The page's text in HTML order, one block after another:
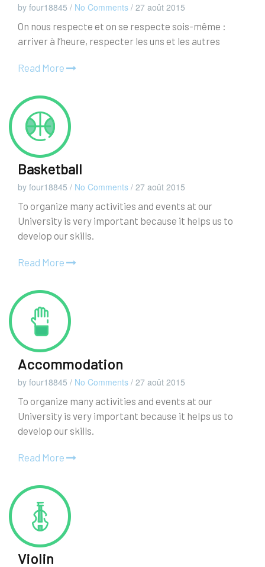
by four18845 / No Comments / 27 août 2015
On nous respecte et on se respecte sois-même :
arriver à l’heure, respecter les uns et les autres
Read More
Basketball
by four18845 / No Comments / 27 août 2015
To organize many activities and events at our
University is very important because it helps us to
develop our skills.
Read More
Accommodation
by four18845 / No Comments / 27 août 2015
To organize many activities and events at our
University is very important because it helps us to
develop our skills.
Read More
Violin